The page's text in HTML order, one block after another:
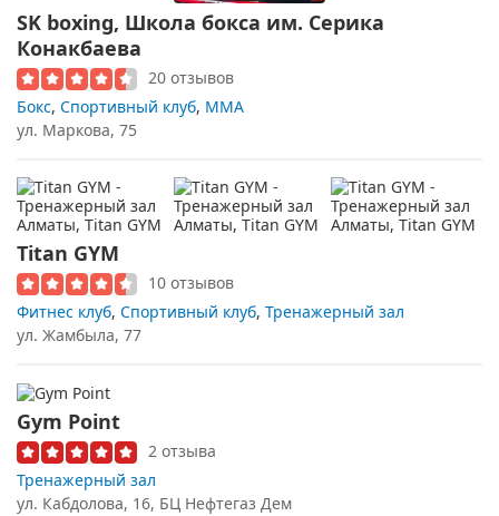
SK boxing, Школа бокса им. Серика
Конакбаева
20 отзывов
Бокс, Спортивный клуб, MMA
ул. Маркова, 75
Titan GYM
10 отзывов
Фитнес клуб, Спортивный клуб, Тренажерный зал
ул. Жамбыла, 77
Gym Point
2 отзыва
Тренажерный зал
ул. Кабдолова, 16, БЦ Нефтегаз Дем